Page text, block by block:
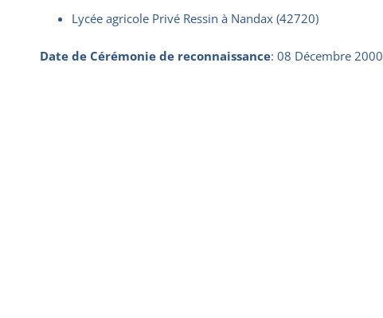
Lycée agricole Privé Ressin à Nandax (42720)
Date de Cérémonie de reconnaissance: 08 Décembre 2000